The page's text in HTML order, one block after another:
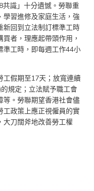
識」十分遺憾。勞聯重
學習進修及家庭生活，強
新回到立法制訂標準工時
者，理應起帶頭作用，
準工時，即每週工作44小
工假期至17天；放寬連續
規定；立法賦予職工會
等。勞聯期望香港社會儘
工政策上應正視僱員的實
大刀闊斧地改善勞工權